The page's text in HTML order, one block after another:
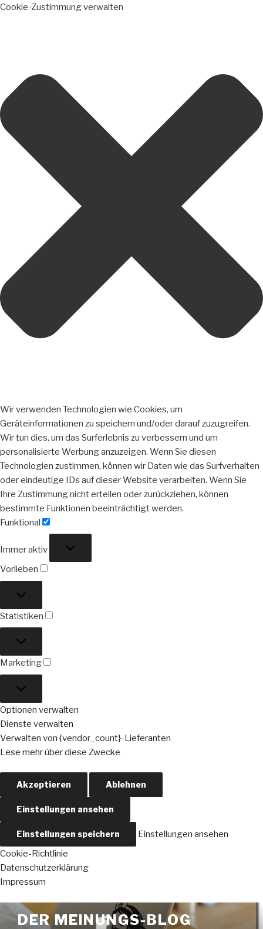
Cookie-Zustimmung verwalten
Wir verwenden Technologien wie Cookies, um
Geräteinformationen zu speichern und/oder darauf zuzugreifen.
Wir tun dies, um das Surferlebnis zu verbessern und um
personalisierte Werbung anzuzeigen. Wenn Sie diesen
Technologien zustimmen, können wir Daten wie das Surfverhalten
oder eindeutige IDs auf dieser Website verarbeiten. Wenn Sie
Ihre Zustimmung nicht erteilen oder zurückziehen, können
bestimmte Funktionen beeinträchtigt werden.
Funktional
Immer aktiv
Vorlieben
Statistiken
Marketing
Optionen verwalten
Dienste verwalten
Verwalten von {vendor_count}-Lieferanten
Lese mehr über diese Zwecke
Akzeptieren Ablehnen
Einstellungen ansehen
Einstellungen speichern
Einstellungen ansehen
Cookie-Richtlinie
Datenschutzerklärung
Impressum
Zum
InhaltDER MEINUNGS-BLOG